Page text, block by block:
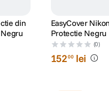
din
EasyCover
Protectie Negru
(0)
15200 lei